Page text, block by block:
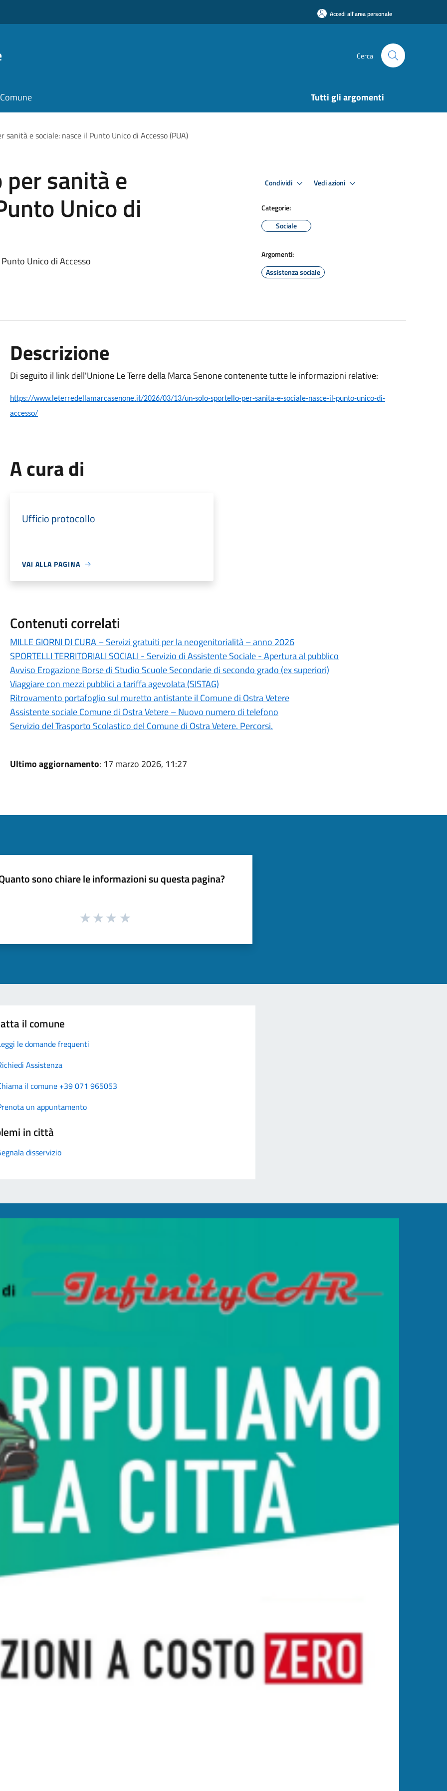
Accedi all'area personale
Cerca
Tutti gli argomenti
sanità e sociale: nasce il Punto Unico di Accesso (PUA)
sanità e
Unico di
Unico di Accesso
Condividi Vedi azioni
Categorie:
Sociale
Argomenti:
Assistenza sociale
Descrizione
Di seguito il link dell'Unione Le Terre della Marca Senone contenente tutte le informazioni relative:
https://www.leterredellamarcasenone.it/2026/03/13/un-solo-sportello-per-sanita-e-sociale-nasce-il-punto-unico-di-
accesso/
A cura di
Ufficio protocollo
VAI ALLA PAGINA
Contenuti correlati
MILLE GIORNI DI CURA – Servizi gratuiti per la neogenitorialità – anno 2026
SPORTELLI TERRITORIALI SOCIALI - Servizio di Assistente Sociale - Apertura al pubblico
Avviso Erogazione Borse di Studio Scuole Secondarie di secondo grado (ex superiori)
Viaggiare con mezzi pubblici a tariffa agevolata (SISTAG)
Ritrovamento portafoglio sul muretto antistante il Comune di Ostra Vetere
Assistente sociale Comune di Ostra Vetere – Nuovo numero di telefono
Servizio del Trasporto Scolastico del Comune di Ostra Vetere. Percorsi.
Ultimo aggiornamento: 17 marzo 2026, 11:27
sono chiare le informazioni su questa pagina?
il comune
le domande frequenti
Assistenza
il comune +39 071 965053
un appuntamento
in città
disservizio